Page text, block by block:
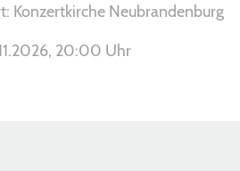
Konzertkirche Neubrandenburg
­20:00 Uhr